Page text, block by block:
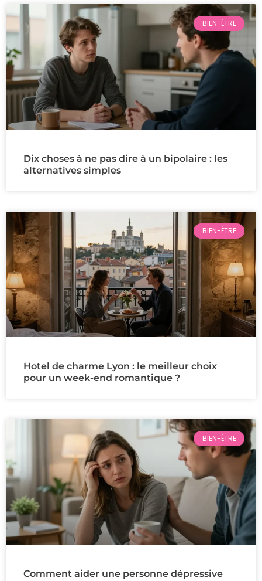
BIEN-ÊTRE
Dix choses à ne pas dire à un bipolaire : les
alternatives simples
BIEN-ÊTRE
Hotel de charme Lyon : le meilleur choix
pour un week-end romantique ?
BIEN-ÊTRE
Comment aider une personne dépressive